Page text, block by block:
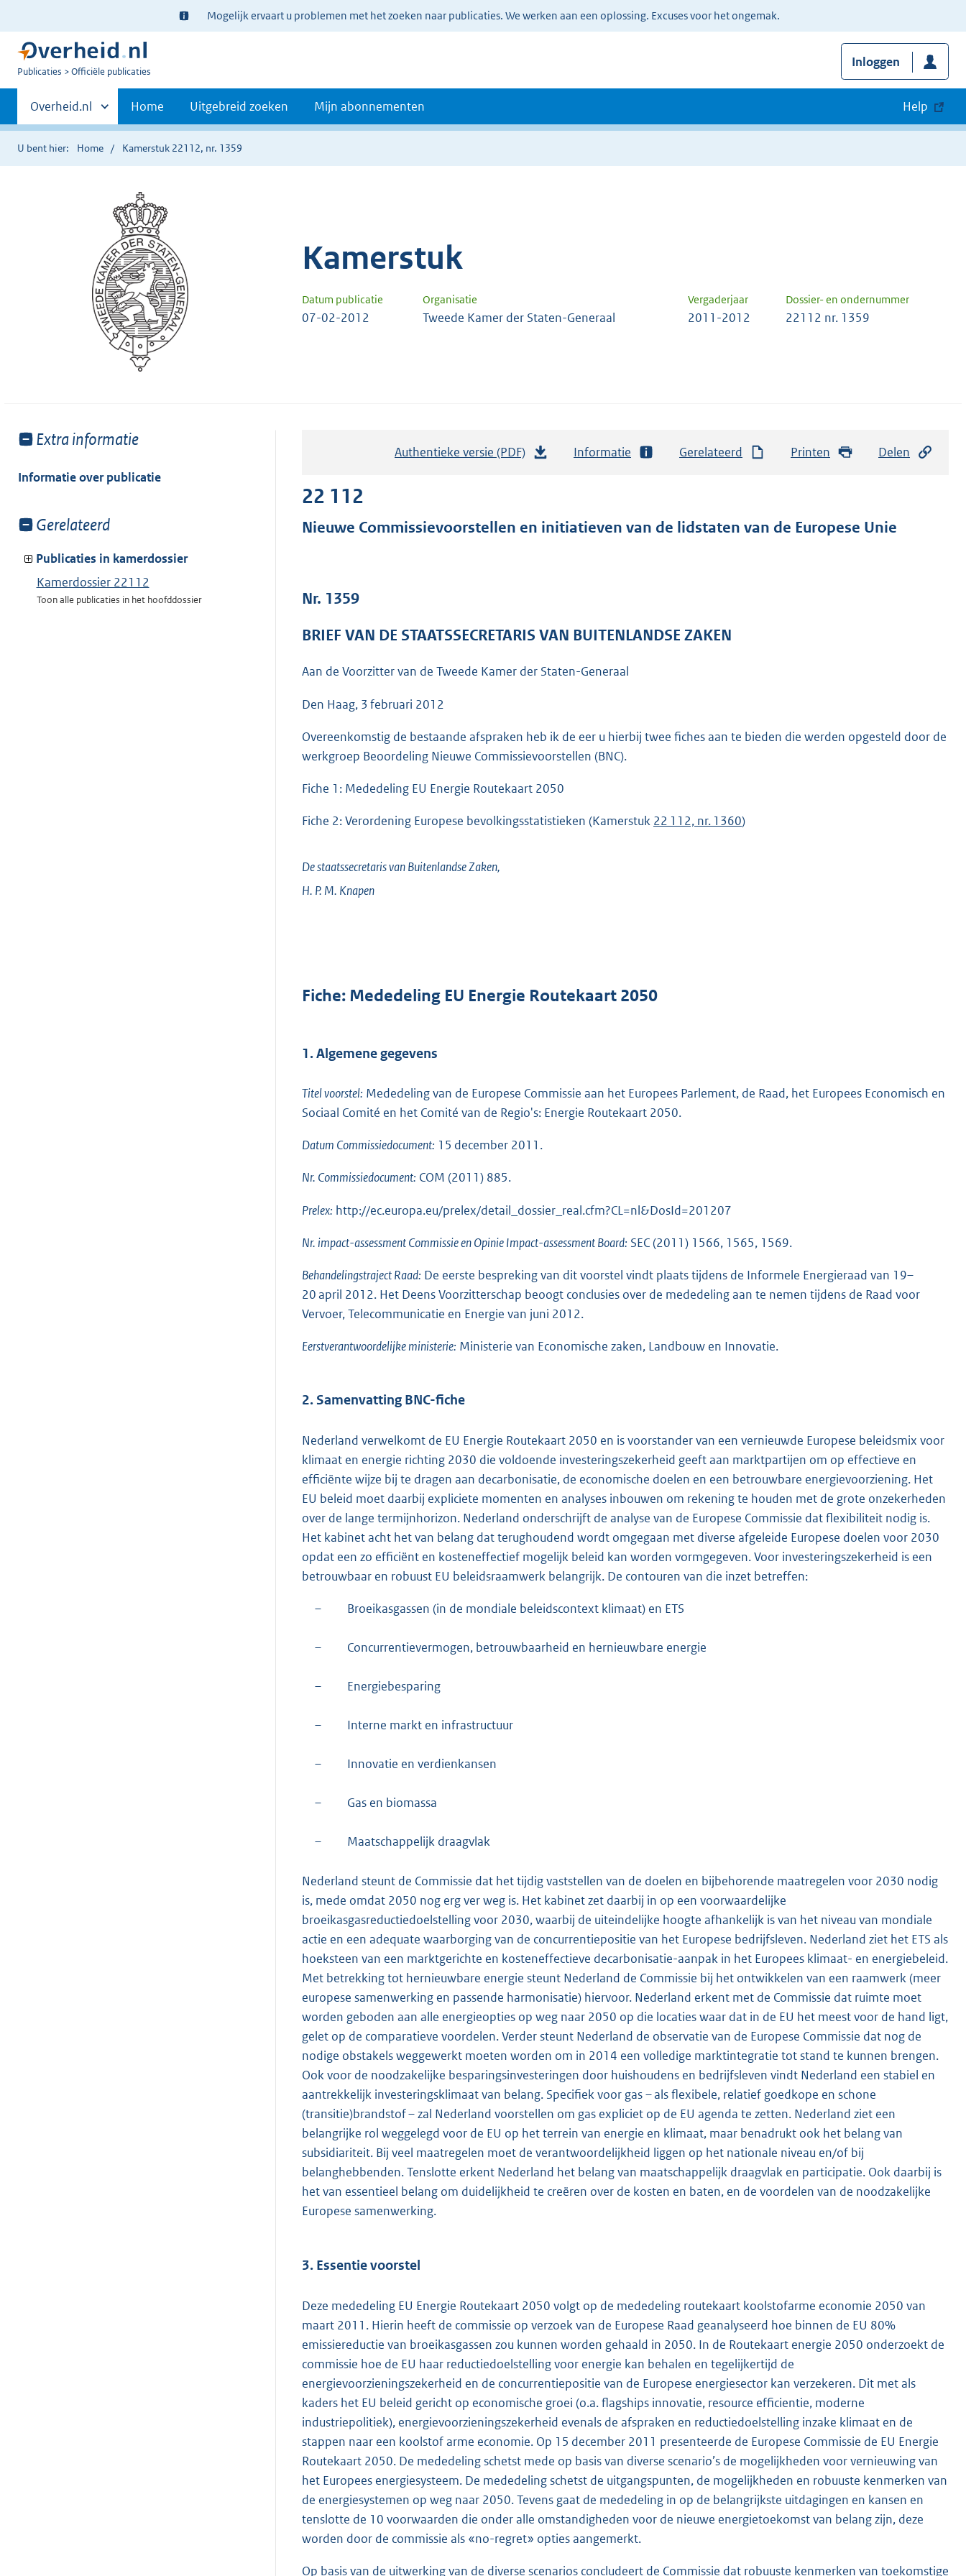
Ter
informatie:
Mogelijk ervaart u problemen met het zoeken naar publicaties. We werken aan een oplossing. Excuses voor het ongemak.
U
Publicaties Officiële publicaties
Inloggen
Primaire
navigatie
Andere
sites
binnen
Overheid.nl Home Uitgebreid zoeken Mijn abonnementen Help
U bent hier: Home Kamerstuk 22112, nr. 1359
Kamerstuk
Datum publicatie Organisatie Vergaderjaar Dossier- en ondernummer
07-02-2012 Tweede Kamer der Staten-Generaal 2011-2012 22112 nr. 1359
Toon
van:
Extra informatie
Informatie over publicatie
Toon
van:
Gerelateerd
Publicaties in kamerdossier
Kamerdossier 22112
Toon alle publicaties in het hoofddossier
Authentieke versie (PDF)
a
r
o
:
7
6
b
Informatie Gerelateerd Printen Delen
22 112
Nieuwe Commissievoorstellen en initiatieven van de lidstaten van de Europese Unie
Nr. 1359
BRIEF VAN DE STAATSSECRETARIS VAN BUITENLANDSE ZAKEN
Aan de Voorzitter van de Tweede Kamer der Staten-Generaal
Den Haag, 3 februari 2012
Overeenkomstig de bestaande afspraken heb ik de eer u hierbij twee fiches aan te bieden die werden opgesteld door de
werkgroep Beoordeling Nieuwe Commissievoorstellen (BNC).
Fiche 1: Mededeling EU Energie Routekaart 2050
Fiche 2: Verordening Europese bevolkingsstatistieken (Kamerstuk 22 112, nr. 1360)
De staatssecretaris van Buitenlandse Zaken,
H. P. M. Knapen
Fiche: Mededeling EU Energie Routekaart 2050
1. Algemene gegevens
Titel voorstel: Mededeling van de Europese Commissie aan het Europees Parlement, de Raad, het Europees Economisch en
Sociaal Comité en het Comité van de Regio's: Energie Routekaart 2050.
Datum Commissiedocument: 15 december 2011.
Nr. Commissiedocument: COM (2011) 885.
Prelex: http://ec.europa.eu/prelex/detail_dossier_real.cfm?CL=nl&DosId=201207
Nr. impact-assessment Commissie en Opinie Impact-assessment Board: SEC (2011) 1566, 1565, 1569.
Behandelingstraject Raad: De eerste bespreking van dit voorstel vindt plaats tijdens de Informele Energieraad van 19–
20 april 2012. Het Deens Voorzitterschap beoogt conclusies over de mededeling aan te nemen tijdens de Raad voor
Vervoer, Telecommunicatie en Energie van juni 2012.
Eerstverantwoordelijke ministerie: Ministerie van Economische zaken, Landbouw en Innovatie.
2. Samenvatting BNC-fiche
Nederland verwelkomt de EU Energie Routekaart 2050 en is voorstander van een vernieuwde Europese beleidsmix voor
klimaat en energie richting 2030 die voldoende investeringszekerheid geeft aan marktpartijen om op effectieve en
efficiënte wijze bij te dragen aan decarbonisatie, de economische doelen en een betrouwbare energievoorziening. Het
EU beleid moet daarbij expliciete momenten en analyses inbouwen om rekening te houden met de grote onzekerheden
over de lange termijnhorizon. Nederland onderschrijft de analyse van de Europese Commissie dat flexibiliteit nodig is.
Het kabinet acht het van belang dat terughoudend wordt omgegaan met diverse afgeleide Europese doelen voor 2030
opdat een zo efficiënt en kosteneffectief mogelijk beleid kan worden vormgegeven. Voor investeringszekerheid is een
betrouwbaar en robuust EU beleidsraamwerk belangrijk. De contouren van die inzet betreffen:
– Broeikasgassen (in de mondiale beleidscontext klimaat) en ETS
– Concurrentievermogen, betrouwbaarheid en hernieuwbare energie
– Energiebesparing
– Interne markt en infrastructuur
– Innovatie en verdienkansen
– Gas en biomassa
– Maatschappelijk draagvlak
Nederland steunt de Commissie dat het tijdig vaststellen van de doelen en bijbehorende maatregelen voor 2030 nodig
is, mede omdat 2050 nog erg ver weg is. Het kabinet zet daarbij in op een voorwaardelijke
broeikasgasreductiedoelstelling voor 2030, waarbij de uiteindelijke hoogte afhankelijk is van het niveau van mondiale
actie en een adequate waarborging van de concurrentiepositie van het Europese bedrijfsleven. Nederland ziet het ETS als
hoeksteen van een marktgerichte en kosteneffectieve decarbonisatie-aanpak in het Europees klimaat- en energiebeleid.
Met betrekking tot hernieuwbare energie steunt Nederland de Commissie bij het ontwikkelen van een raamwerk (meer
europese samenwerking en passende harmonisatie) hiervoor. Nederland erkent met de Commissie dat ruimte moet
worden geboden aan alle energieopties op weg naar 2050 op die locaties waar dat in de EU het meest voor de hand ligt,
gelet op de comparatieve voordelen. Verder steunt Nederland de observatie van de Europese Commissie dat nog de
nodige obstakels weggewerkt moeten worden om in 2014 een volledige marktintegratie tot stand te kunnen brengen.
Ook voor de noodzakelijke besparingsinvesteringen door huishoudens en bedrijfsleven vindt Nederland een stabiel en
aantrekkelijk investeringsklimaat van belang. Specifiek voor gas – als flexibele, relatief goedkope en schone
(transitie)brandstof – zal Nederland voorstellen om gas expliciet op de EU agenda te zetten. Nederland ziet een
belangrijke rol weggelegd voor de EU op het terrein van energie en klimaat, maar benadrukt ook het belang van
subsidiariteit. Bij veel maatregelen moet de verantwoordelijkheid liggen op het nationale niveau en/of bij
belanghebbenden. Tenslotte erkent Nederland het belang van maatschappelijk draagvlak en participatie. Ook daarbij is
het van essentieel belang om duidelijkheid te creëren over de kosten en baten, en de voordelen van de noodzakelijke
Europese samenwerking.
3. Essentie voorstel
Deze mededeling EU Energie Routekaart 2050 volgt op de mededeling routekaart koolstofarme economie 2050 van
maart 2011. Hierin heeft de commissie op verzoek van de Europese Raad geanalyseerd hoe binnen de EU 80%
emissiereductie van broeikasgassen zou kunnen worden gehaald in 2050. In de Routekaart energie 2050 onderzoekt de
commissie hoe de EU haar reductiedoelstelling voor energie kan behalen en tegelijkertijd de
energievoorzieningszekerheid en de concurrentiepositie van de Europese energiesector kan verzekeren. Dit met als
kaders het EU beleid gericht op economische groei (o.a. flagships innovatie, resource efficientie, moderne
industriepolitiek), energievoorzieningszekerheid evenals de afspraken en reductiedoelstelling inzake klimaat en de
stappen naar een koolstof arme economie. Op 15 december 2011 presenteerde de Europese Commissie de EU Energie
Routekaart 2050. De mededeling schetst mede op basis van diverse scenario’s de mogelijkheden voor vernieuwing van
het Europees energiesysteem. De mededeling schetst de uitgangspunten, de mogelijkheden en robuuste kenmerken van
de energiesystemen op weg naar 2050. Tevens gaat de mededeling in op de belangrijkste uitdagingen en kansen en
tenslotte de 10 voorwaarden die onder alle omstandigheden voor de nieuwe energietoekomst van belang zijn, deze
worden door de commissie als «no-regret» opties aangemerkt.
Op basis van de uitwerking van de diverse scenarios concludeert de Commissie dat robuuste kenmerken van toekomstige